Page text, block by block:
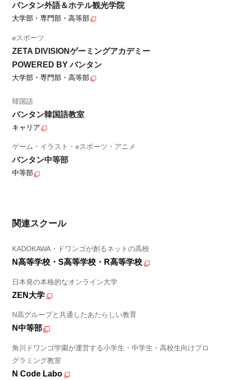
バンタン外語＆ホテル観光学院
大学部・専門部・高等部
eスポーツ
ZETA DIVISIONゲーミングアカデミー
POWERED BY バンタン
大学部・専門部・高等部
韓国語
バンタン韓国語教室
キャリア
ゲーム・イラスト・eスポーツ・アニメ
バンタン中等部
中等部
関連スクール
KADOKAWA・ドワンゴが創るネットの高校
N高等学校・S高等学校・R高等学校
日本発の本格的なオンライン大学
ZEN大学
N高グループと共通したあたらしい教育
N中等部
角川ドワンゴ学園が運営する小学生・中学生・高校生向けプロ
グラミング教室
N Code Labo